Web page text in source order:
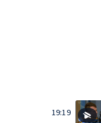
19:19